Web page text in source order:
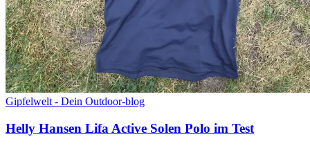
Gipfelwelt - Dein Outdoor-blog
Helly Hansen Lifa Active Solen Polo im Test